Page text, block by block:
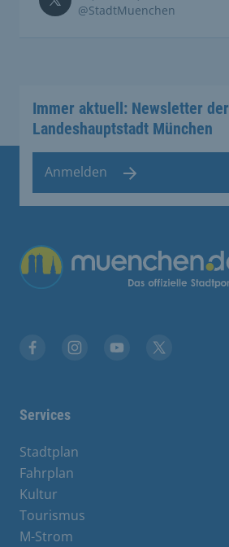
@StadtMuenchen
Immer aktuell: Newsletter der
Landeshauptstadt München
Anmelden
Übergreifende Links
Services
Stadtplan
Fahrplan
Kultur
Tourismus
M-Strom